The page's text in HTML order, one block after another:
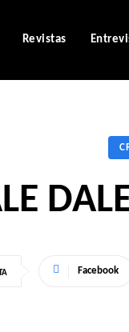
Revistas
Facebook